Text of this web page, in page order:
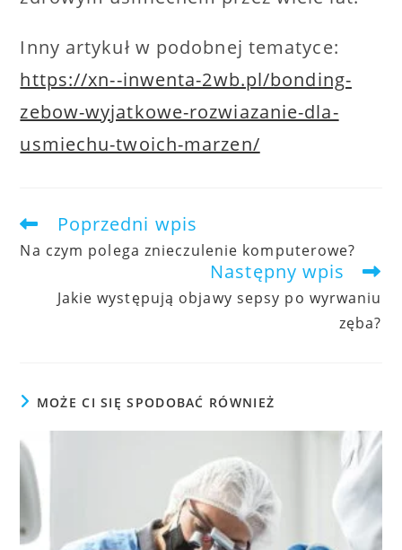
Inny artykuł w podobnej tematyce:
https://xn--inwenta-2wb.pl/bonding-
zebow-wyjatkowe-rozwiazanie-dla-
usmiechu-twoich-marzen/
artykułyPoprzedni wpis
Na czym polega znieczulenie komputerowe?
Następny wpis
Jakie występują objawy sepsy po wyrwaniu
zęba?
MOŻE CI SIĘ SPODOBAĆ RÓWNIEŻ